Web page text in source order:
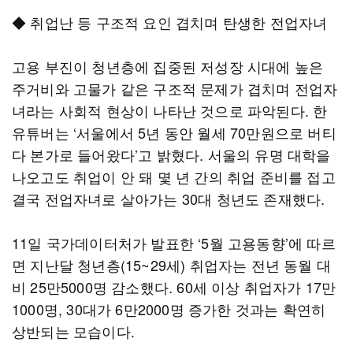
◆ 취업난 등 구조적 요인 겹치며 탄생한 전업자녀
고용 부진이 청년층에 집중된 저성장 시대에 높은
주거비와 고물가 같은 구조적 문제가 겹치며 전업자
녀라는 사회적 현상이 나타난 것으로 파악된다. 한
유튜버는 ‘서울에서 5년 동안 월세 70만원으로 버티
다 본가로 들어왔다’고 밝혔다. 서울의 유명 대학을
나오고도 취업이 안 돼 몇 년 간의 취업 준비를 접고
결국 전업자녀로 살아가는 30대 청년도 존재했다.
11일 국가데이터처가 발표한 ‘5월 고용동향’에 따르
면 지난달 청년층(15~29세) 취업자는 전년 동월 대
비 25만5000명 감소했다. 60세 이상 취업자가 17만
1000명, 30대가 6만2000명 증가한 것과는 확연히
상반되는 모습이다.